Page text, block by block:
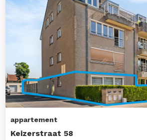
appartement
Keizerstraat 58